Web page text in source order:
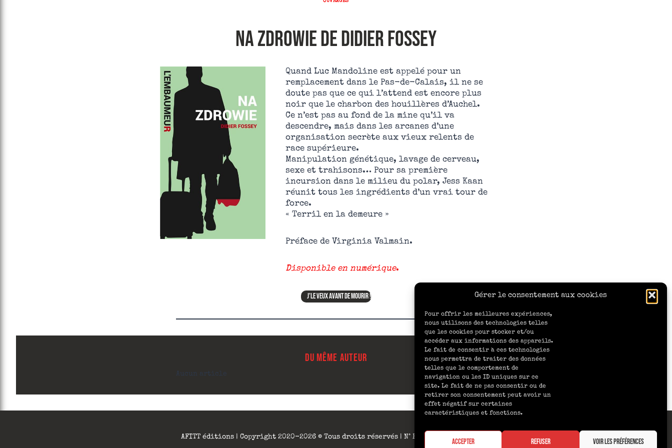
Gérer le consentement aux cookies
Pour offrir les meilleures expériences,
nous utilisons des technologies telles
que les cookies pour stocker et/ou
accéder aux informations des appareils.
Le fait de consentir à ces technologies
nous permettra de traiter des données
telles que le comportement de
navigation ou les ID uniques sur ce
site. Le fait de ne pas consentir ou de
retirer son consentement peut avoir un
effet négatif sur certaines
caractéristiques et fonctions.
Accepter Refuser Voir les préférences
OUVRAGES
NA ZDROWIE de Didier Fossey
Quand Luc Mandoline est appelé pour un
remplacement dans le Pas-de-Calais, il ne se
doute pas que ce qui l’attend est encore plus
noir que le charbon des houillères d’Auchel.
Ce n’est pas au fond de la mine qu’il va
descendre, mais dans les arcanes d’une
organisation secrète aux vieux relents de
race supérieure.
Manipulation génétique, lavage de cerveau,
sexe et trahisons… Pour sa première
incursion dans le milieu du polar, Jess Kaan
réunit tous les ingrédients d’un vrai tour de
force.
« Terril en la demeure »
Préface de Virginia Valmain.
Disponible en numérique.
j’le veux avant de mourir !
DU MÊME AUTEUR
Aucun article
AFITT éditions | Copyright 2020-2026 © Tous droits réservés | N° RSC 910 477 611 00016